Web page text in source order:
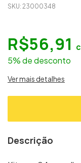
SKU: 23000348
R$56,91
5% de desconto
Ver mais detalhes
Descrição